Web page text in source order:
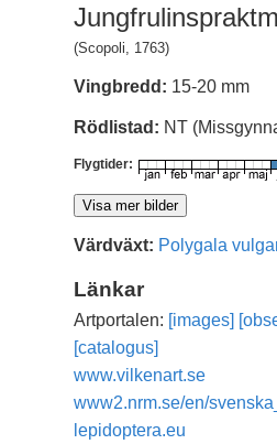
(Scopoli, 1763)
Vingbredd: 15-20 mm
Rödlistad: NT
Flygtider:
Värdväxt: Polygala
Länkar
Artportalen: [images]
[catalogus]
www.vilkenart.se
www2.nrm.se/en/
lepidoptera.eu